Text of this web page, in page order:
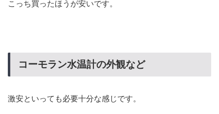
こっち買ったほうが安いです。
コーモラン水温計の外観など
激安といっても必要十分な感じです。